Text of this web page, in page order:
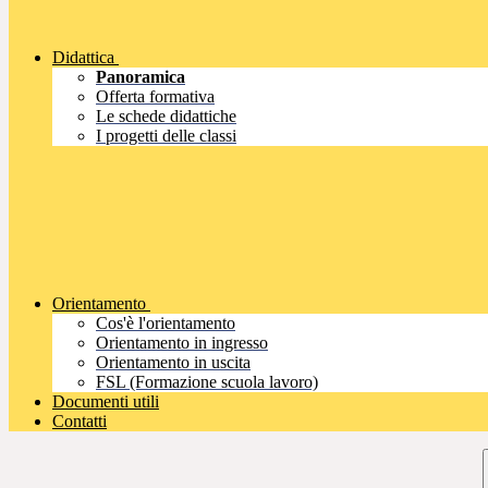
Didattica
Panoramica
Offerta formativa
Le schede didattiche
I progetti delle classi
Orientamento
Cos'è l'orientamento
Orientamento in ingresso
Orientamento in uscita
FSL (Formazione scuola lavoro)
Documenti utili
Contatti